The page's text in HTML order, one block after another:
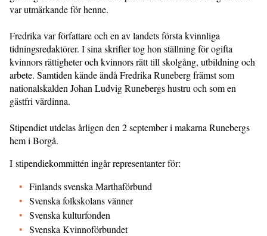
var utmärkande för henne.
Fredrika var författare och en av landets första kvinnliga
tidningsredaktörer. I sina skrifter tog hon ställning för ogifta
kvinnors rättigheter och kvinnors rätt till skolgång, utbildning och
arbete. Samtiden kände ändå Fredrika Runeberg främst som
nationalskalden Johan Ludvig Runebergs hustru och som en
gästfri värdinna.
Stipendiet utdelas årligen den 2 september i makarna Runebergs
hem i Borgå.
I stipendiekommittén ingår representanter för:
Finlands svenska Marthaförbund
Svenska folkskolans vänner
Svenska kulturfonden
Svenska Kvinnoförbundet